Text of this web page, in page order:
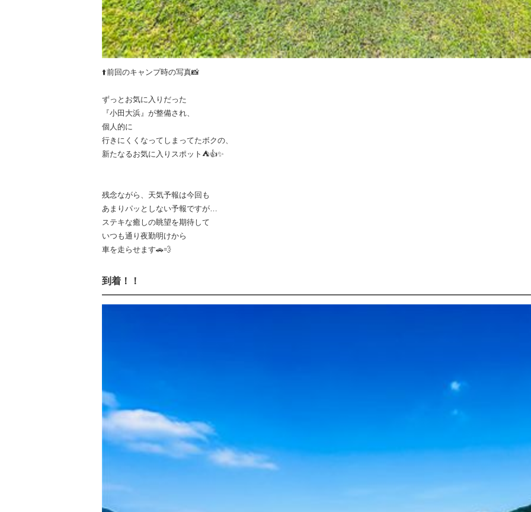
⬆️前回のキャンプ時の写真📸
ずっとお気に入りだった
『小田大浜』が整備され、
個人的に
行きにくくなってしまってたボクの、
新たなるお気に入りスポット⛺️👍✨
残念ながら、天気予報は今回も
あまりパッとしない予報ですが…
ステキな癒しの眺望を期待して
いつも通り夜勤明けから
車を走らせます🚗💨
到着！！